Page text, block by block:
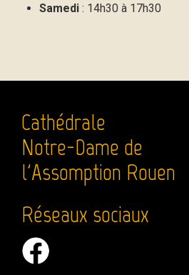
Samedi : 14h30 à 17h30
Cathédrale
Notre-Dame de
l'Assomption Rouen
Réseaux sociaux